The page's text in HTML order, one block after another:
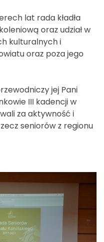
lat rada kładła
oraz udział w
kulturalnych i
oraz poza jego
jej Pani
III kadencji w
za aktywność i
seniorów z regionu